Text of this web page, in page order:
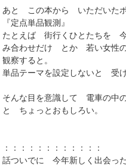
あと この本から いただいた
『定点単品観測』
たとえば 街行くひとたちを
み合わせだけ とか 若い女性
観察すると。
単品テーマを設定しないと 受
そんな目を意識して 電車の中
と ちょっとおもしろい。
：：：：：：：：：：：：
話ついでに 今年新しく出会っ